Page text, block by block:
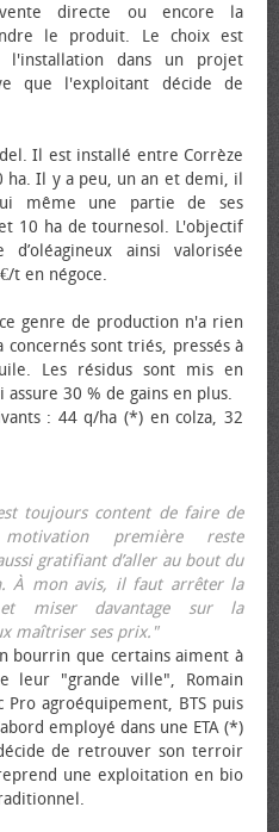
directe ou encore la
le produit. Le choix est
dans un projet
que l'exploitant décide de
Il est installé entre Corrèze
Il y a peu, un an et demi, il
même une partie de ses
10 ha de tournesol. L'objectif
ainsi valorisée
t en négoce.
genre de production n'a rien
sont triés, pressés à
Les résidus sont mis en
30 % de gains en plus.
: 44 q/ha (*) en colza, 32
toujours content de faire de
première reste
gratifiant d’aller au bout du
À mon avis, il faut arrêter la
miser davantage sur la
maîtriser ses prix."
bourrin que certains aiment à
leur "grande ville", Romain
Pro agroéquipement, BTS puis
employé dans une ETA (*)
de retrouver son terroir
une exploitation en bio